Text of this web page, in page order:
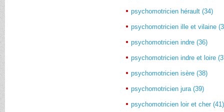
psychomotricien hérault (34)
psychomotricien ille et vilaine
psychomotricien indre (36)
psychomotricien indre et loire
psychomotricien isère (38)
psychomotricien jura (39)
psychomotricien loir et cher (41)